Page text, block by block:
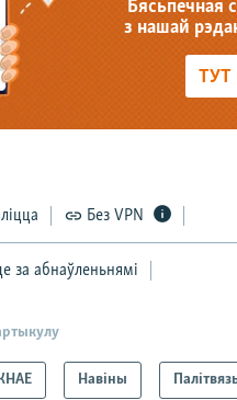
Бясьпечная
з нашай
ТУТ
Без VPN
за абнаўленьнямі
Навіны